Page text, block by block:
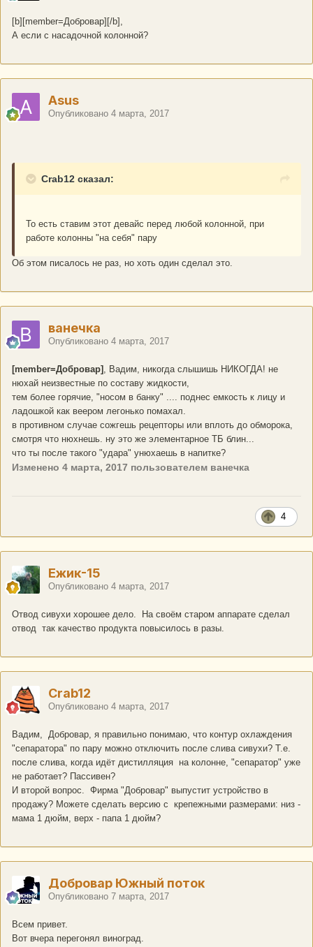
[b][member=Добровар][/b],
А если с насадочной колонной?
Asus
Опубликовано 4 марта, 2017
Crab12 сказал:
То есть ставим этот девайс перед любой колонной, при
работе колонны "на себя" пару
Об этом писалось не раз, но хоть один сделал это.
ванечка
Опубликовано 4 марта, 2017
[member=Добровар] , Вадим, никогда слышишь НИКОГДА! не
нюхай неизвестные по составу жидкости,
тем более горячие, "носом в банку" .... поднес емкость к лицу и
ладошкой как веером легонько помахал.
в противном случае сожгешь рецепторы или вплоть до обморока,
смотря что нюхнешь. ну это же элементарное ТБ блин...
что ты после такого "удара" унюхаешь в напитке?
Изменено 4 марта, 2017 пользователем ванечка
4
Ёжик-15
Опубликовано 4 марта, 2017
Отвод сивухи хорошее дело. На своём старом аппарате сделал
отвод так качество продукта повысилось в разы.
Crab12
Опубликовано 4 марта, 2017
Вадим, Добровар, я правильно понимаю, что контур охлаждения
"сепаратора" по пару можно отключить после слива сивухи? Т.е.
после слива, когда идёт дистилляция на колонне, "сепаратор" уже
не работает? Пассивен?
И второй вопрос. Фирма "Добровар" выпустит устройство в
продажу? Можете сделать версию с крепежными размерами: низ -
мама 1 дюйм, верх - папа 1 дюйм?
Добровар Южный поток
Опубликовано 7 марта, 2017
Всем привет.
Вот вчера перегонял виноград.